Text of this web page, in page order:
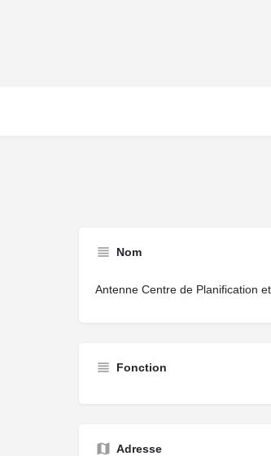
Nom
Antenne Centre de Planification
Fonction
Adresse